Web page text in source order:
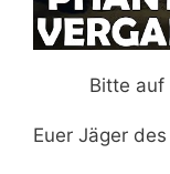
Bitte auf
Euer Jäger